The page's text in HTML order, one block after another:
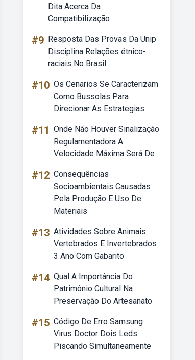
Dita Acerca Da
Compatibilização
#9 Resposta Das Provas Da Unip
Disciplina Relações étnico-
raciais No Brasil
#10 Os Cenarios Se Caracterizam
Como Bussolas Para
Direcionar As Estrategias
#11 Onde Não Houver Sinalização
Regulamentadora A
Velocidade Máxima Será De
#12 Consequências
Socioambientais Causadas
Pela Produção E Uso De
Materiais
#13 Atividades Sobre Animais
Vertebrados E Invertebrados
3 Ano Com Gabarito
#14 Qual A Importância Do
Patrimônio Cultural Na
Preservação Do Artesanato
#15 Código De Erro Samsung
Virus Doctor Dois Leds
Piscando Simultaneamente